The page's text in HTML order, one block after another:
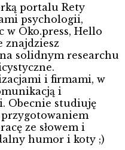
portalu Rety
psychologii,
Oko.press, Hello
znajdziesz
solidnym researchu
i firmami, w
i
Obecnie studiuję
ze słowem i
humor i koty ;)